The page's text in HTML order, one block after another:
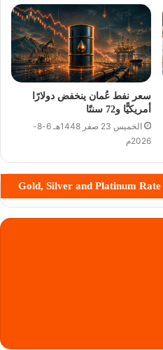
سعر نفط عُمان ينخفض دولارًا
أمريكيًّا و72 سنتًا
الخميس 23 صفر 1448هـ 6-8-
2026م